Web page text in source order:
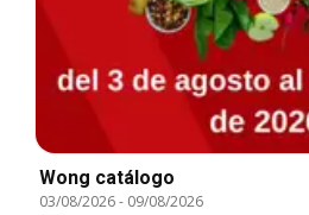
Wong catálogo
03/08/2026- 09/08/2026